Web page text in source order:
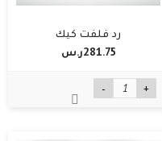
رد فلفت كيك
281.75ر.س‏
- +